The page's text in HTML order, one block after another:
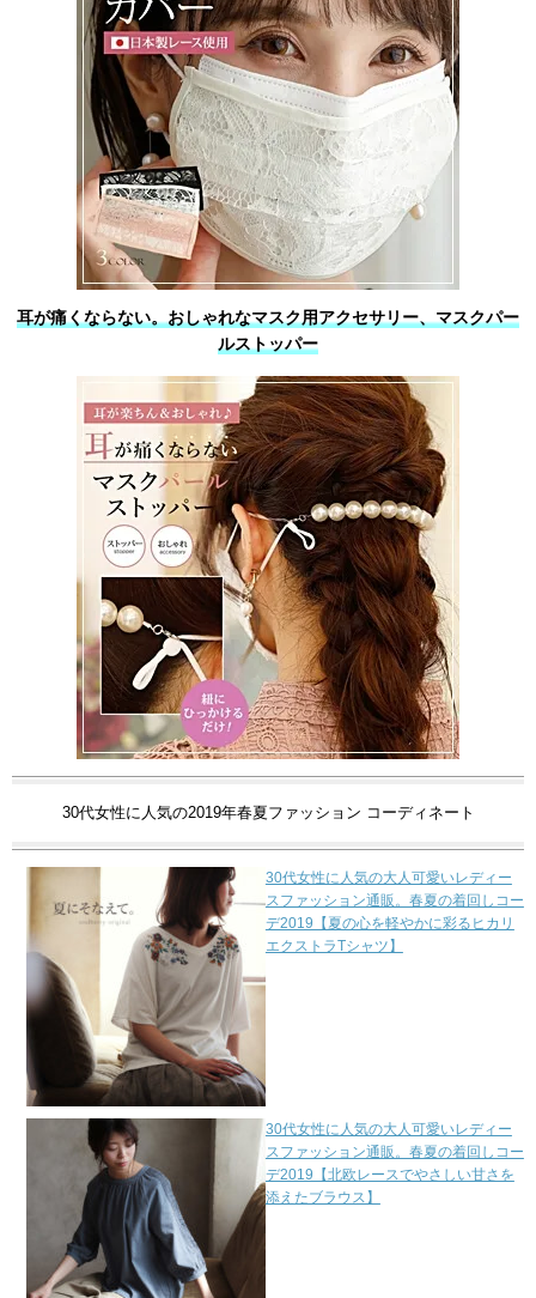
耳が痛くならない。おしゃれなマスク用アクセサリー、マスクパー
ルストッパー
30代女性に人気の2019年春夏ファッション コーディネート
30代女性に人気の大人可愛いレディー
スファッション通販。春夏の着回しコー
デ2019【夏の心を軽やかに彩るヒカリ
エクストラTシャツ】
30代女性に人気の大人可愛いレディー
スファッション通販。春夏の着回しコー
デ2019【北欧レースでやさしい甘さを
添えたブラウス】